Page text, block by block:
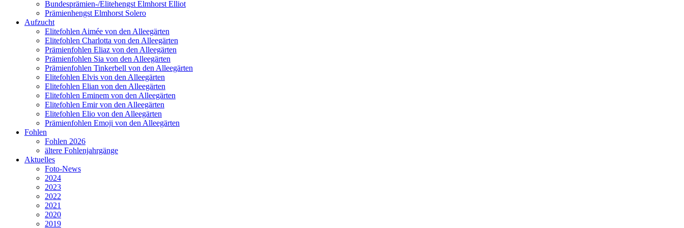
Bundesprämien-/Elitehengst Elmhorst Elliot
Prämienhengst Elmhorst Solero
Aufzucht
Elitefohlen Aimée von den Alleegärten
Elitefohlen Charlotta von den Alleegärten
Prämienfohlen Eliaz von den Alleegärten
Prämienfohlen Sia von den Alleegärten
Prämienfohlen Tinkerbell von den Alleegärten
Elitefohlen Elvis von den Alleegärten
Elitefohlen Elian von den Alleegärten
Elitefohlen Eminem von den Alleegärten
Elitefohlen Emir von den Alleegärten
Elitefohlen Elio von den Alleegärten
Prämienfohlen Emoji von den Alleegärten
Fohlen
Fohlen 2026
ältere Fohlenjahrgänge
Aktuelles
Foto-News
2024
2023
2022
2021
2020
2019